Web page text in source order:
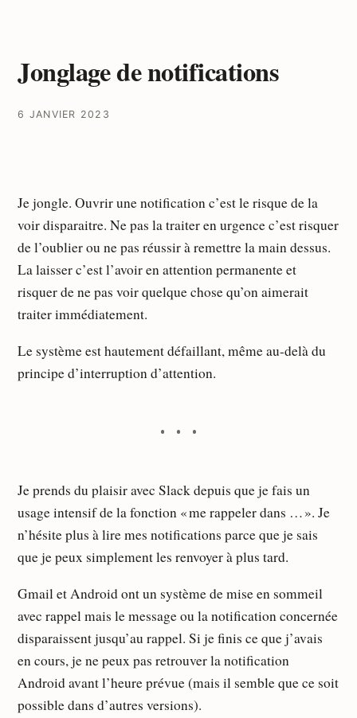
Jonglage de notifications
6 JANVIER 2023
Je jongle. Ouvrir une notification c’est le risque de la
voir disparaitre. Ne pas la traiter en urgence c’est risquer
de l’oublier ou ne pas réussir à remettre la main dessus.
La laisser c’est l’avoir en attention permanente et
risquer de ne pas voir quelque chose qu’on aimerait
traiter immédiatement.
Le système est hautement défaillant, même au-delà du
principe d’interruption d’attention.
Je prends du plaisir avec Slack depuis que je fais un
usage intensif de la fonction « me rappeler dans … ». Je
n’hésite plus à lire mes notifications parce que je sais
que je peux simplement les renvoyer à plus tard.
Gmail et Android ont un système de mise en sommeil
avec rappel mais le message ou la notification concernée
disparaissent jusqu’au rappel. Si je finis ce que j’avais
en cours, je ne peux pas retrouver la notification
Android avant l’heure prévue (mais il semble que ce soit
possible dans d’autres versions).